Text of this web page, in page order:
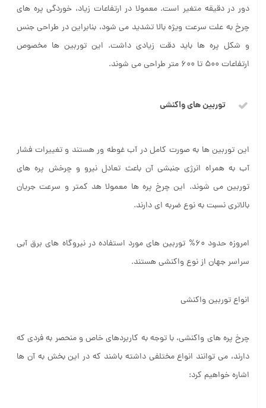
دور در دقیقه متغیر است. معمولا در ارتفاعات زیاد، خوردگی پره های
چرخ به علت سرعت ویژه بالا تشدید می شود، بنابراین در طراحی جنس
و شکل پره ها باید دقت زیادی داشت. این توربین ها مخصوص
ارتفاعات 500 تا 600 متر طراحی می شوند.
توربین های واکنشی
این توربین ها به صورت کامل در آب غوطه ور هستند و تغییرات فشار
آب به همراه انرژی جنبشی آن باعث تعادل نیرو و چرخش پره های
توربین می شوند. این چرخ پره ها معمولا هد کمتر و سرعت جریان
بالاتری نسبت به نوع ضربه ای دارند.
امروزه حدود 60% توربین های مورد استفاده در نیروگاه های برق آبی
سراسر جهان از نوع واکنشی هستند.
انواع توربین واکنشی
چرخ پره های واکنشی، با توجه به کاربردهای خاص و منحصر به فردی که
دارند، می توانند انواع مختلفی داشته باشند که در این بخش به آن ها
اشاره خواهیم کرد: